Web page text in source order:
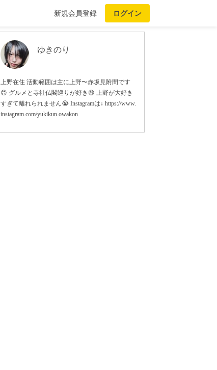
新規会員登録 ログイン
ゆきのり
上野在住 活動範囲は主に上野〜赤坂見附間です
😊 グルメと寺社仏閣巡りが好き😆 上野が大好き
すぎて離れられません😭 Instagramは↓ https://www.
instagram.com/yukikun.owakon